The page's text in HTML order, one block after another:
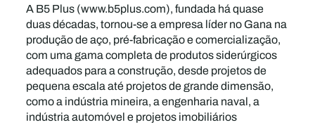
A B5 Plus (www.b5plus.com), fundada há quase
duas décadas, tornou-se a empresa líder no Gana na
produção de aço, pré-fabricação e comercialização,
com uma gama completa de produtos siderúrgicos
adequados para a construção, desde projetos de
pequena escala até projetos de grande dimensão,
como a indústria mineira, a engenharia naval, a
indústria automóvel e projetos imobiliários